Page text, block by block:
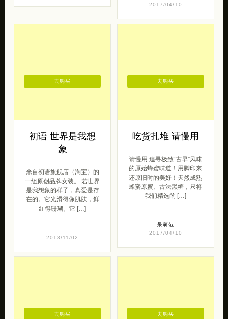
2017/04/10
初语 世界是我想
象
来自初语旗舰店（淘宝）的
一组原创品牌女装。 若世界
是我想象的样子，真爱是存
在的。它光滑得像肌肤，鲜
红得珊瑚。它 […]
2013/11/02
去购买
吃货扎堆 请慢用
请慢用 追寻极致“古早”风味
的原始蜂蜜味道！用脚印来
还原旧时的美好！天然成熟
蜂蜜原蜜、古法黑糖，只将
我们精选的 […]
呆萌范
2017/04/10
去购买
去购买 去购买